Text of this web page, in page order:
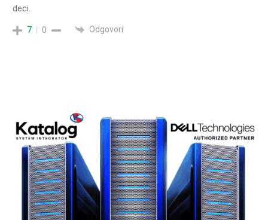
deci.
7 0 Odgovori